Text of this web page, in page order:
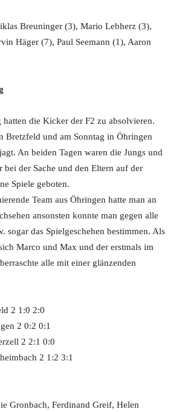
Breuninger (3), Mario Lebherz (3),
Häger (7), Paul Seemann (1), Aaron
hatten die Kicker der F2 zu absolvieren.
Bretzfeld und am Sonntag in Öhringen
An beiden Tagen waren die Jungs und
bei der Sache und den Eltern auf der
Spiele geboten.
Team aus Öhringen hatte man an
ansonsten konnte man gegen alle
sogar das Spielgeschehen bestimmen. Als
Marco und Max und der erstmals im
alle mit einer glänzenden
2 1:0 2:0
2 0:2 0:1
2 2:1 0:0
2 1:2 3:1
Gronbach, Ferdinand Greif, Helen